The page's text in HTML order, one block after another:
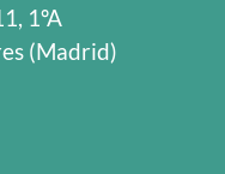
1ºA
(Madrid)